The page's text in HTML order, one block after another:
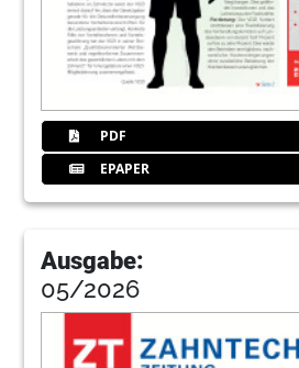
PDF
EPAPER
Ausgabe:
05/2026